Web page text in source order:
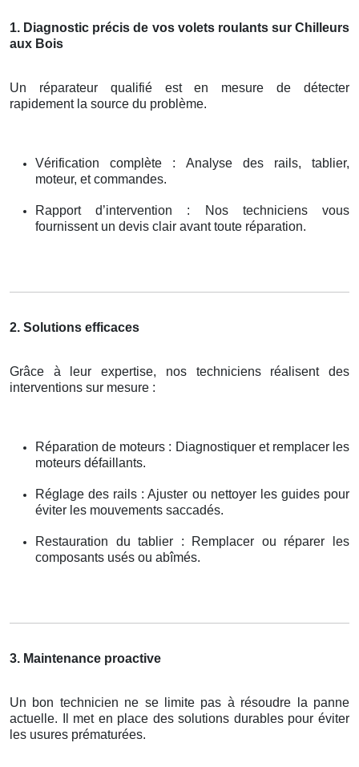
1. Diagnostic précis de vos volets roulants sur Chilleurs
aux Bois
Un réparateur qualifié est en mesure de détecter
rapidement la source du problème.
Vérification complète : Analyse des rails, tablier,
moteur, et commandes.
Rapport d’intervention : Nos techniciens vous
fournissent un devis clair avant toute réparation.
2. Solutions efficaces
Grâce à leur expertise, nos techniciens réalisent des
interventions sur mesure :
Réparation de moteurs : Diagnostiquer et remplacer les
moteurs défaillants.
Réglage des rails : Ajuster ou nettoyer les guides pour
éviter les mouvements saccadés.
Restauration du tablier : Remplacer ou réparer les
composants usés ou abîmés.
3. Maintenance proactive
Un bon technicien ne se limite pas à résoudre la panne
actuelle. Il met en place des solutions durables pour éviter
les usures prématurées.